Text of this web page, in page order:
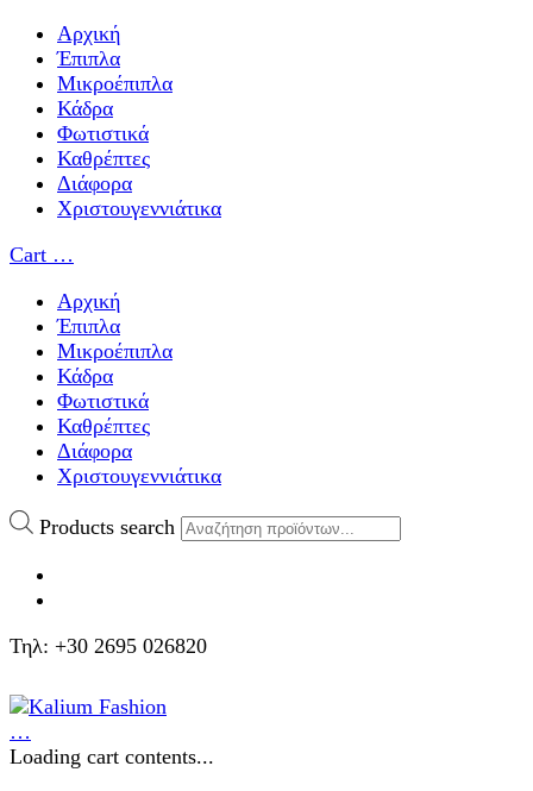
Αρχική
Έπιπλα
Μικροέπιπλα
Κάδρα
Φωτιστικά
Καθρέπτες
Διάφορα
Χριστουγεννιάτικα
Cart …
Αρχική
Έπιπλα
Μικροέπιπλα
Κάδρα
Φωτιστικά
Καθρέπτες
Διάφορα
Χριστουγεννιάτικα
Products search
Τηλ: +30 2695 026820
…
Loading cart contents...